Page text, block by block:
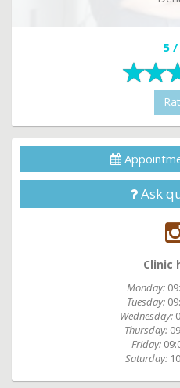
5
Ask
Clinic
Monday:
Tuesday:
Wednesday:
Thursday:
Friday:
Saturday: